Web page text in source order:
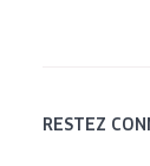
RESTEZ